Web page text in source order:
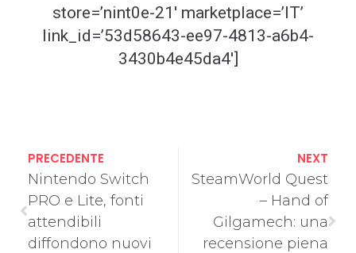
store=’nint0e-21′ marketplace=’IT’
link_id=’53d58643-ee97-4813-a6b4-
3430b4e45da4′]
PRECEDENTE
Nintendo Switch
PRO e Lite, fonti
attendibili
diffondono nuovi
NEXT
SteamWorld Quest
– Hand of
Gilgamech: una
recensione piena